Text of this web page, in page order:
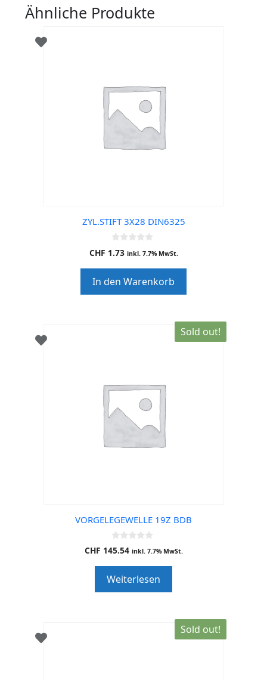
Ähnliche Produkte
ZYL.STIFT 3X28 DIN6325
0
o
o
f
5
CHF 1.73 inkl. 7.7% MwSt.
In den Warenkorb
Sold out!
VORGELEGEWELLE 19Z BDB
0
o
o
f
5
CHF 145.54 inkl. 7.7% MwSt.
Weiterlesen
Sold out!